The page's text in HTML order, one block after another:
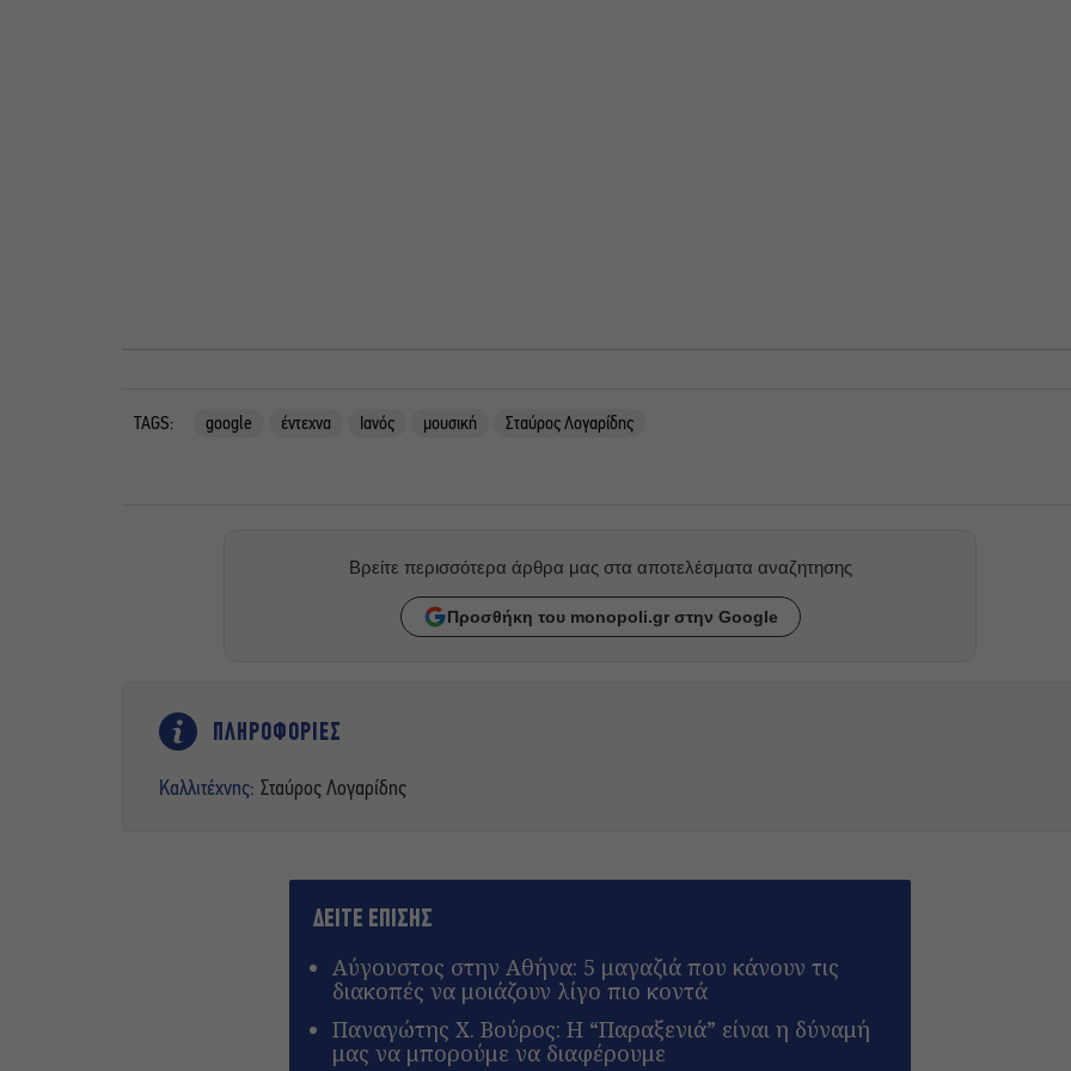
TAGS: google έντεχνα Ιανός μουσική Σταύρος Λογαρίδης
Βρείτε περισσότερα άρθρα μας στα αποτελέσματα αναζητησης
Προσθήκη του monopoli.gr στην Google
ΠΛΗΡΟΦΟΡΙΕΣ
Καλλιτέχνης: Σταύρος Λογαρίδης
ΔΕΙΤΕ ΕΠΙΣΗΣ
Αύγουστος στην Αθήνα: 5 μαγαζιά που κάνουν τις
διακοπές να μοιάζουν λίγο πιο κοντά
Παναγώτης Χ. Βούρος: Η “Παραξενιά” είναι η δύναμή
μας να μπορούμε να διαφέρουμε